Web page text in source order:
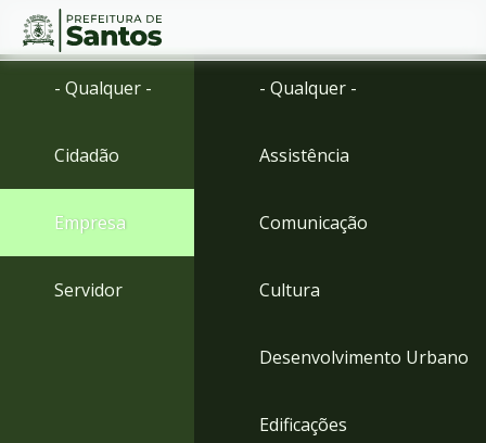
Ir
Ir
menu
Conteúdo
- Qualquer -
Cidadão
Empresa
Servidor
- Qualquer -
Assistência
Comunicação
Cultura
Desenvolvimento Urbano
Edificações